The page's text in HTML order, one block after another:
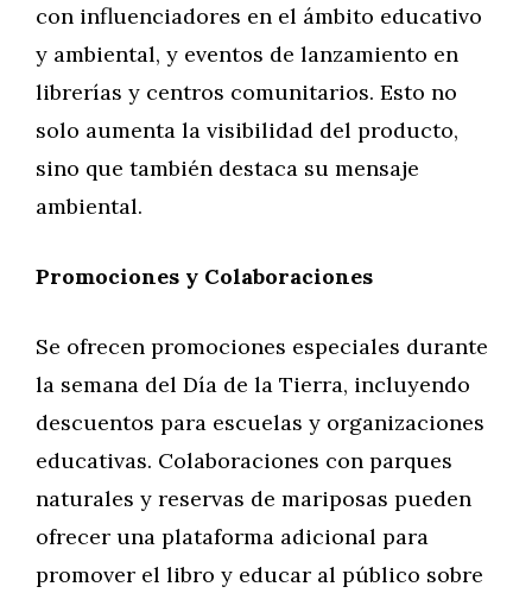
con influenciadores en el ámbito educativo
y ambiental, y eventos de lanzamiento en
librerías y centros comunitarios. Esto no
solo aumenta la visibilidad del producto,
sino que también destaca su mensaje
ambiental.
Promociones y Colaboraciones
Se ofrecen promociones especiales durante
la semana del Día de la Tierra, incluyendo
descuentos para escuelas y organizaciones
educativas. Colaboraciones con parques
naturales y reservas de mariposas pueden
ofrecer una plataforma adicional para
promover el libro y educar al público sobre